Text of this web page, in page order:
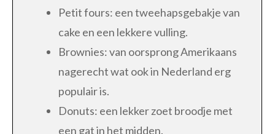
Petit fours: een tweehapsgebakje van
cake en een lekkere vulling.
Brownies: van oorsprong Amerikaans
nagerecht wat ook in Nederland erg
populair is.
Donuts: een lekker zoet broodje met
een gat in het midden.